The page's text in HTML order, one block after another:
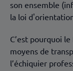
son ensemble
la loi
C’est pourquoi
moyens de
l’échiquier